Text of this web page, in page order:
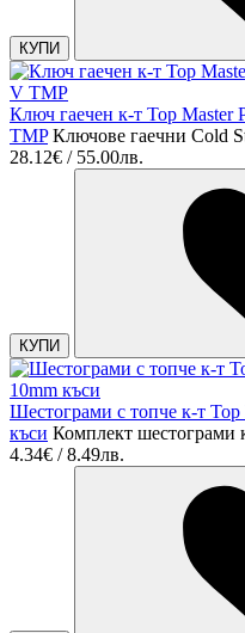
КУПИ
Ключ гаечен к-т Top Master
TMP Ключове гаечни Cold
28.12€ / 55.00лв.
КУПИ
Шестограми с топче к-т
къси Комплект шестограми
4.34€ / 8.49лв.